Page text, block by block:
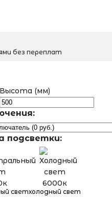
без переплат
Высота (мм)
подсветки:
светхолодный свет